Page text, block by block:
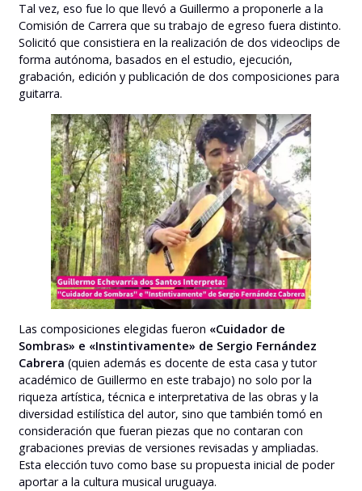
Tal vez, eso fue lo que llevó a Guillermo a proponerle a la
Comisión de Carrera que su trabajo de egreso fuera distinto.
Solicitó que consistiera en la realización de dos videoclips de
forma autónoma, basados en el estudio, ejecución,
grabación, edición y publicación de dos composiciones para
guitarra.
Las composiciones elegidas fueron «Cuidador de
Sombras» e «Instintivamente» de Sergio Fernández
Cabrera (quien además es docente de esta casa y tutor
académico de Guillermo en este trabajo) no solo por la
riqueza artística, técnica e interpretativa de las obras y la
diversidad estilística del autor, sino que también tomó en
consideración que fueran piezas que no contaran con
grabaciones previas de versiones revisadas y ampliadas.
Esta elección tuvo como base su propuesta inicial de poder
aportar a la cultura musical uruguaya.